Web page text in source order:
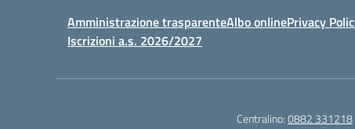
Amministrazione trasparenteAlbo onlinePrivacy
Iscrizioni a.s. 2026/2027
Centralino:0882 331218